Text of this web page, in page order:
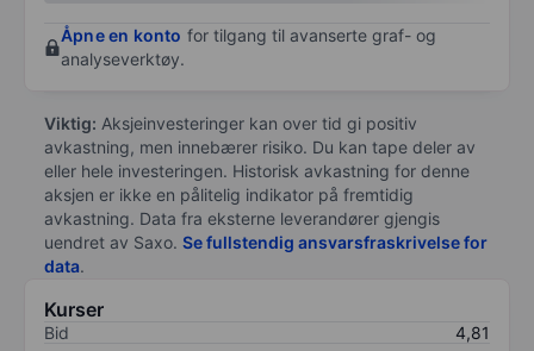
Åpne en konto for tilgang til avanserte graf- og
analyseverktøy.
Viktig: Aksjeinvesteringer kan over tid gi positiv
avkastning, men innebærer risiko. Du kan tape deler av
eller hele investeringen. Historisk avkastning for denne
aksjen er ikke en pålitelig indikator på fremtidig
avkastning. Data fra eksterne leverandører gjengis
uendret av Saxo. Se fullstendig ansvarsfraskrivelse for
data.
Kurser
Bid
4,81